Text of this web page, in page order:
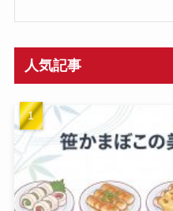
人気記事